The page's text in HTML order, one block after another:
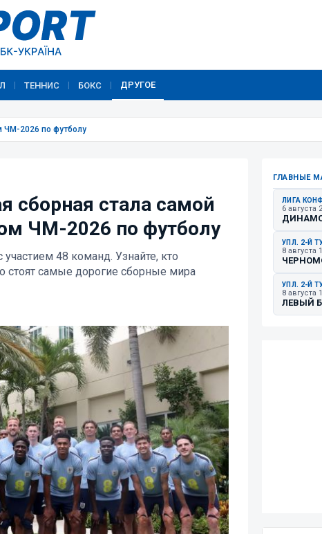
ТЕННИС БОКС ДРУГОЕ
ЧМ-2026 по футболу
сборная стала самой
ЧМ-2026 по футболу
48 команд. Узнайте, кто
стоят самые дорогие сборные мира
ГЛАВНЫЕ
ЛИГА
6 августа
УПЛ. 2-Й
8 августа
УПЛ. 2-Й
8 августа
ЛЕВЫЙ